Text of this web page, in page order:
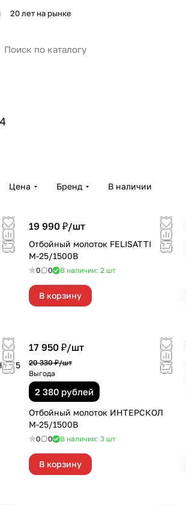
20 лет на рынке
Цена Бренд В наличии
19 990 ₽/шт
Отбойный молоток FELISATTI
М-25/1500В
0 0 В наличии: 2 шт
В корзину
5
17 950 ₽/шт
20 330 ₽/шт
Выгода
2 380 рублей
Отбойный молоток ИНТЕРСКОЛ
М-25/1500В
0 0 В наличии: 3 шт
В корзину